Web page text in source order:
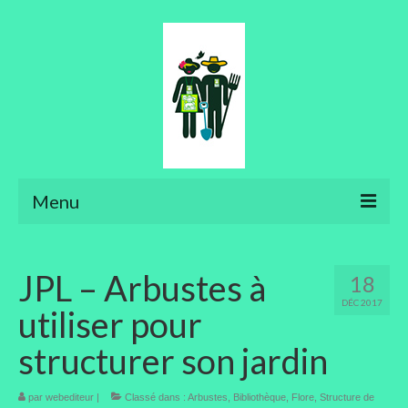
Menu
Aménager son jardin
Art floral
Bonsaïs
Potager
18
DÉC 2017
JPL – Arbustes à
utiliser pour
structurer son jardin
par webediteur | Classé dans : Arbustes Bibliothèque Flore Structure de